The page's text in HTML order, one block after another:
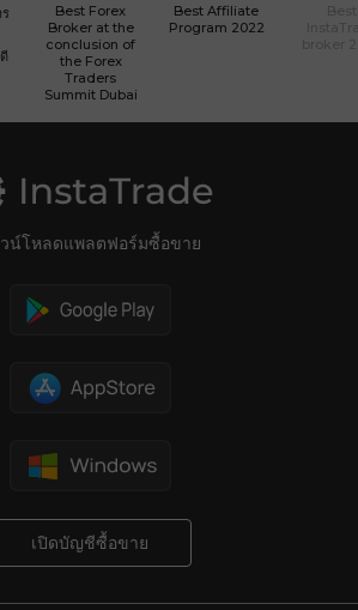
Best Forex
Broker at the
conclusion of
the Forex
Traders
Summit Dubai
Best Affiliate
Program 2022
น์โหลดแพลตฟอร์มซื้อขาย
เปิดบัญชีซื้อขาย